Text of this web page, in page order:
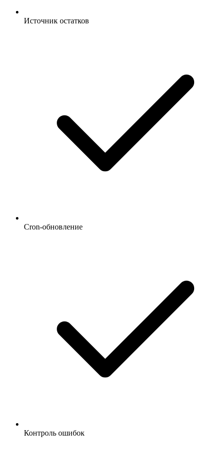
Источник остатков
Cron-обновление
Контроль ошибок